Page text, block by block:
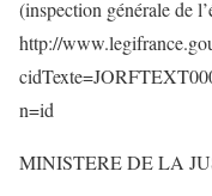
(inspection générale de
http://
n=id
MINISTERE DE LA